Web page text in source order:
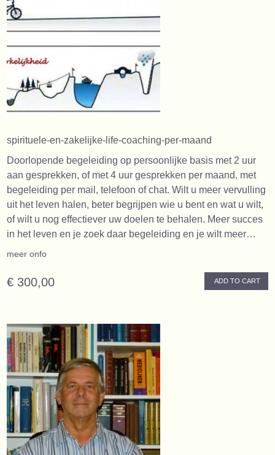
spirituele-en-zakelijke-life-coaching-per-maand
Doorlopende begeleiding op persoonlijke basis met 2 uur
aan gesprekken, of met 4 uur gesprekken per maand, met
begeleiding per mail, telefoon of chat. Wilt u meer vervulling
uit het leven halen, beter begrijpen wie u bent en wat u wilt,
of wilt u nog effectiever uw doelen te behalen. Meer succes
in het leven en je zoek daar begeleiding en je wilt meer…
meer onfo
€ 300,00 ADD TO CART